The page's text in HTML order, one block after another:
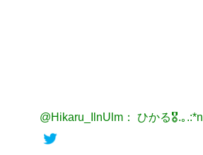
@Hikaru_IlnUlm： ひかる🎖.｡.:*n